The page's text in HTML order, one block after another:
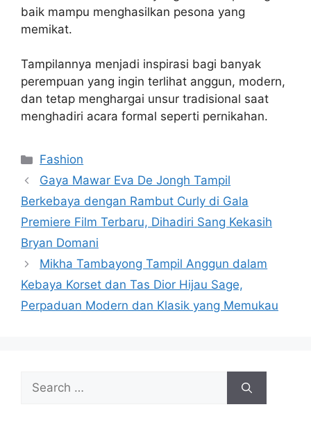
baik mampu menghasilkan pesona yang
memikat.
Tampilannya menjadi inspirasi bagi banyak
perempuan yang ingin terlihat anggun, modern,
dan tetap menghargai unsur tradisional saat
menghadiri acara formal seperti pernikahan.
Categories
Fashion
Gaya Mawar Eva De Jongh Tampil
Berkebaya dengan Rambut Curly di Gala
Premiere Film Terbaru, Dihadiri Sang Kekasih
Bryan Domani
Mikha Tambayong Tampil Anggun dalam
Kebaya Korset dan Tas Dior Hijau Sage,
Perpaduan Modern dan Klasik yang Memukau
Search
for: